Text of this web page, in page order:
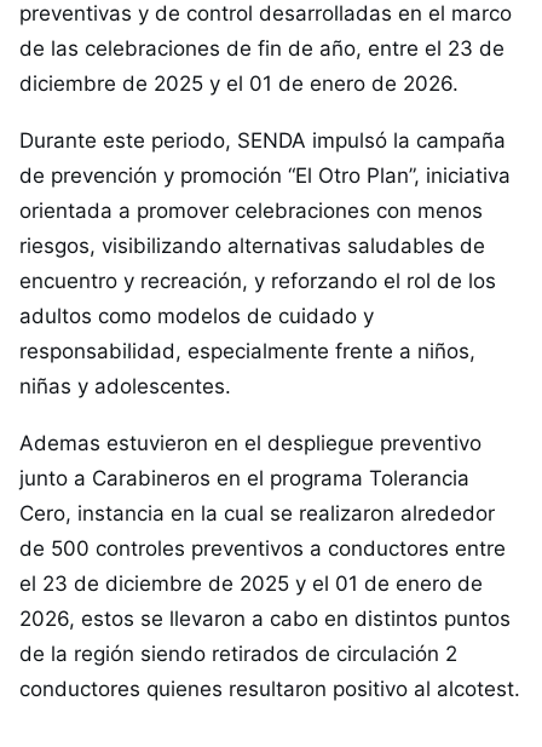
preventivas y de control desarrolladas en el marco
de las celebraciones de fin de año, entre el 23 de
diciembre de 2025 y el 01 de enero de 2026.
Durante este periodo, SENDA impulsó la campaña
de prevención y promoción “El Otro Plan”, iniciativa
orientada a promover celebraciones con menos
riesgos, visibilizando alternativas saludables de
encuentro y recreación, y reforzando el rol de los
adultos como modelos de cuidado y
responsabilidad, especialmente frente a niños,
niñas y adolescentes.
Ademas estuvieron en el despliegue preventivo
junto a Carabineros en el programa Tolerancia
Cero, instancia en la cual se realizaron alrededor
de 500 controles preventivos a conductores entre
el 23 de diciembre de 2025 y el 01 de enero de
2026, estos se llevaron a cabo en distintos puntos
de la región siendo retirados de circulación 2
conductores quienes resultaron positivo al alcotest.